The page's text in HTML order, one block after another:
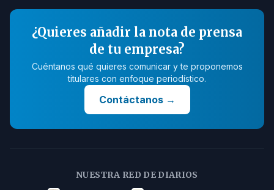
¿Quieres añadir la nota de prensa
de tu empresa?
Cuéntanos qué quieres comunicar y te proponemos
titulares con enfoque periodístico.
Contáctanos→
NUESTRA RED DE DIARIOS